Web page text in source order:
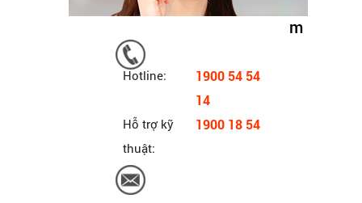
Hotline:
1900 54 54
14
Hỗ trợ kỹ
thuật:
1900 18 54
m